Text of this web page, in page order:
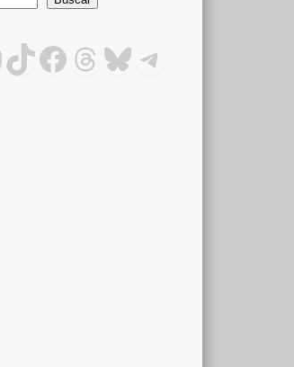
TikTok
Facebook
Threads
Bluesky
Telegram